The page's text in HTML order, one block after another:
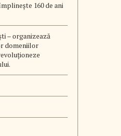
160 de ani
– organizează
domeniilor